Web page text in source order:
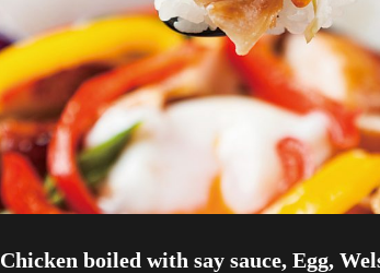
Chicken boiled with say sauce, Egg,